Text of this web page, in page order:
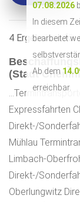
07.08.2026
In diesem
bearbeitet
Ab dem
erreichbar.
4 Ergebnisse für
(Stadt
Expressfahrten
Direkt-/
Mühlau
Limbach-
Direkt-/
Oberlungwitz